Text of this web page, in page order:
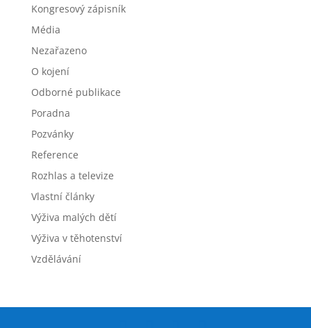
Kongresový zápisník
Média
Nezařazeno
O kojení
Odborné publikace
Poradna
Pozvánky
Reference
Rozhlas a televize
Vlastní články
Výživa malých dětí
Výživa v těhotenství
Vzdělávání